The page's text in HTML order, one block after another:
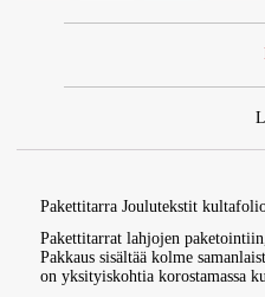
Pakettitarra Joulutekstit
Pakettitarrat lahjojen
Pakkaus sisältää kolme
on yksityiskohtia korostamassa